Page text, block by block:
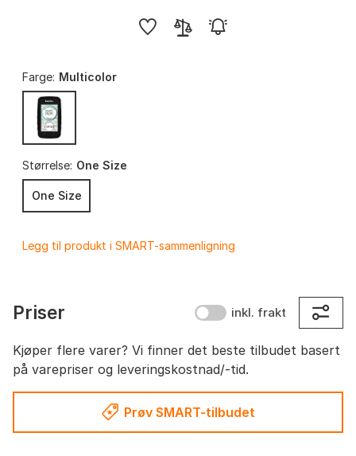
Farge: Multicolor
Størrelse: One Size
One Size
Legg til produkt i SMART-sammenligning
Priser inkl. frakt
Kjøper flere varer? Vi finner det beste tilbudet basert
på varepriser og leveringskostnad/-tid.
Prøv SMART-tilbudet